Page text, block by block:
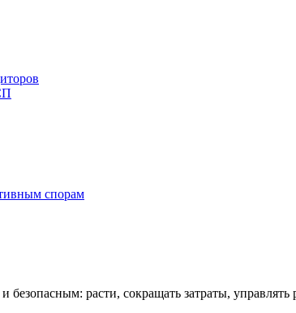
спорам
расти, cокращать затраты, управлять